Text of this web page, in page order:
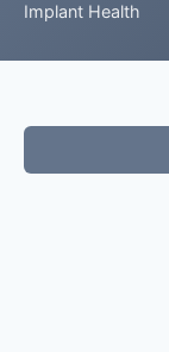
Implant Health